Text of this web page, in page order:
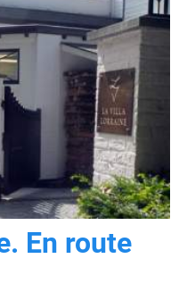
En route